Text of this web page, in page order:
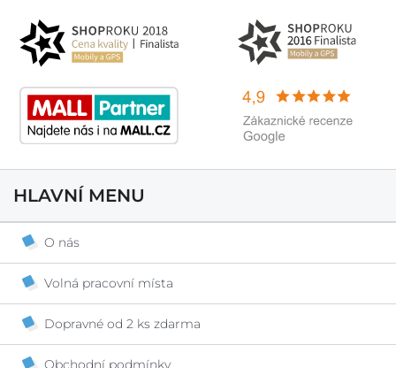
HLAVNÍ MENU
O nás
Volná pracovní místa
Dopravné od 2 ks zdarma
Obchodní podmínky